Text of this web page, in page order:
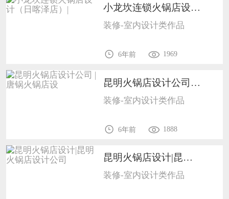
小龙坎连锁火锅店设计（日喀泽店）| 1702
装修-室内设计类作品
6年前 1969
昆明火锅店设计公司 | 唐锅火锅店设1702
装修-室内设计类作品
6年前 1888
昆明火锅店设计|昆明火锅店设计公司1702
装修-室内设计类作品